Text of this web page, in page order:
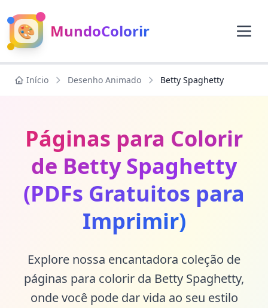
🎨 MundoColorir
Início Desenho Animado Betty Spaghetty
Páginas para Colorir
de Betty Spaghetty
(PDFs Gratuitos para
Imprimir)
Explore nossa encantadora coleção de
páginas para colorir da Betty Spaghetty,
onde você pode dar vida ao seu estilo